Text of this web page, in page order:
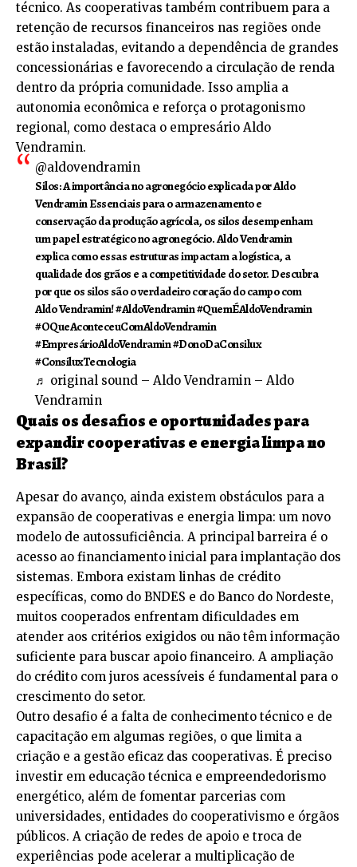
técnico. As cooperativas também contribuem para a
retenção de recursos financeiros nas regiões onde
estão instaladas, evitando a dependência de grandes
concessionárias e favorecendo a circulação de renda
dentro da própria comunidade. Isso amplia a
autonomia econômica e reforça o protagonismo
regional, como destaca o empresário Aldo
Vendramin.
@aldovendramin
Silos: A importância no agronegócio explicada por Aldo
Vendramin Essenciais para o armazenamento e
conservação da produção agrícola, os silos desempenham
um papel estratégico no agronegócio. Aldo Vendramin
explica como essas estruturas impactam a logística, a
qualidade dos grãos e a competitividade do setor. Descubra
por que os silos são o verdadeiro coração do campo com
Aldo Vendramin!#AldoVendramin#QuemÉAldoVendramin
#OQueAconteceuComAldoVendramin
#EmpresárioAldoVendramin#DonoDaConsilux
#ConsiluxTecnologia
♬ original sound – Aldo Vendramin – Aldo
Vendramin
Quais os desafios e oportunidades para
expandir cooperativas e energia limpa no
Brasil?
Apesar do avanço, ainda existem obstáculos para a
expansão de cooperativas e energia limpa: um novo
modelo de autossuficiência. A principal barreira é o
acesso ao financiamento inicial para implantação dos
sistemas. Embora existam linhas de crédito
específicas, como do BNDES e do Banco do Nordeste,
muitos cooperados enfrentam dificuldades em
atender aos critérios exigidos ou não têm informação
suficiente para buscar apoio financeiro. A ampliação
do crédito com juros acessíveis é fundamental para o
crescimento do setor.
Outro desafio é a falta de conhecimento técnico e de
capacitação em algumas regiões, o que limita a
criação e a gestão eficaz das cooperativas. É preciso
investir em educação técnica e empreendedorismo
energético, além de fomentar parcerias com
universidades, entidades do cooperativismo e órgãos
públicos. A criação de redes de apoio e troca de
experiências pode acelerar a multiplicação de